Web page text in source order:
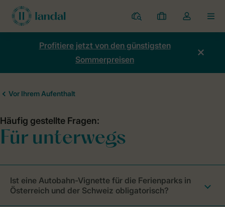
Ferienparks
Meine
Buchungen
Dropdown-
Menü
Kontos
Profitiere jetzt von den günstigsten
Sommerpreisen
Ist eine Autobahn-Vignette für die Ferienparks in
Österreich und der Schweiz obligatorisch?